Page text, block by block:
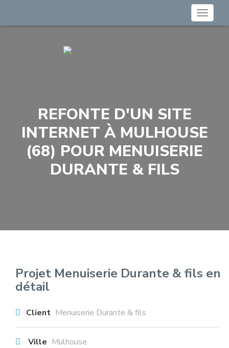
Toggle
REFONTE D'UN SITE
INTERNET À MULHOUSE
(68) POUR MENUISERIE
DURANTE & FILS
Projet Menuiserie Durante & fils en
détail
Client Menuiserie Durante & fils
Ville Mulhouse